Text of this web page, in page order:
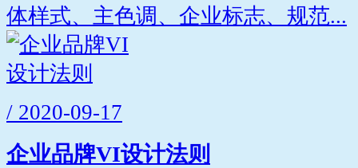
体样式、主色调、企业标志、规范...
/ 2020-09-17
企业品牌VI设计法则